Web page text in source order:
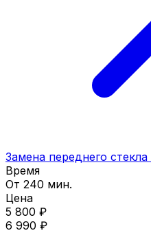
Замена переднего
Время
От 240 мин.
Цена
5 800 ₽
6 990 ₽